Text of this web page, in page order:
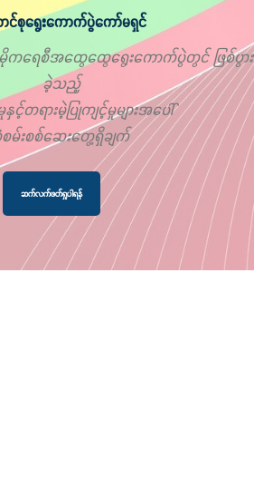
င်စုရွေးကောက်ပွဲကော်မရှင်
မိုကရေစီအထွေထွေရွေးကောက်ပွဲတွင် ဖြစ်ပွား
ခဲ့သည့်
င့်တရားမဲ့ပြုကျင့်မှုများအပေါ်
စမ်းစစ်ဆေးတွေ့ရှိချက်
ဆက်လက်ဖတ်ရှုပါရန်